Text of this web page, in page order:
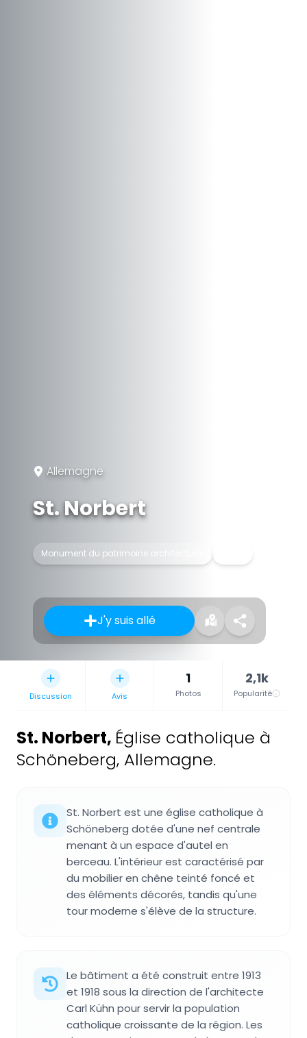
Allemagne
St. Norbert
Monument du patrimoine architectural
J'y suis allé
Discussion Avis
1
Photos
2,1k
Popularité
St. Norbert, Église catholique à
Schöneberg, Allemagne.
St. Norbert est une église catholique à
Schöneberg dotée d'une nef centrale
menant à un espace d'autel en
berceau. L'intérieur est caractérisé par
du mobilier en chêne teinté foncé et
des éléments décorés, tandis qu'une
tour moderne s'élève de la structure.
Le bâtiment a été construit entre 1913
et 1918 sous la direction de l'architecte
Carl Kühn pour servir la population
catholique croissante de la région. Les